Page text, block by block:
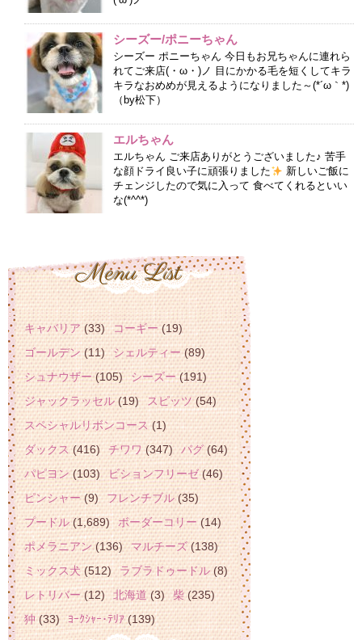
シーズー/ポニーちゃん
シーズー ポニーちゃん 今日もお兄ちゃんに連れら
れてご来店(・ω・)ノ 目にかかる毛を短くしてキラ
キラなおめめが見えるようになりました～(*´ω｀*)
（by松下）
エルちゃん
エルちゃん ご来店ありがとうございました♪ 苦手
な顔ドライ良い子に頑張りました
新しいご飯に
チェンジしたので気に入って 食べてくれるといい
な(*^^*)
キャバリア(33) コーギー(19)
ゴールデン(11) シェルティー(89)
シュナウザー(105) シーズー(191)
ジャックラッセル(19) スピッツ(54)
スペシャルリボンコース(1)
ダックス(416) チワワ(347) パグ(64)
パピヨン(103) ビションフリーゼ(46)
ピンシャー(9) フレンチブル(35)
プードル(1,689) ボーダーコリー(14)
ポメラニアン(136) マルチーズ(138)
ミックス犬(512) ラブラドゥードル(8)
レトリバー(12) 北海道(3) 柴(235)
狆(33) ﾖｰｸｼｬｰ･ﾃﾘｱ(139)